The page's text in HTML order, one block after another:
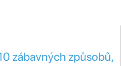
zábavných způsobů,